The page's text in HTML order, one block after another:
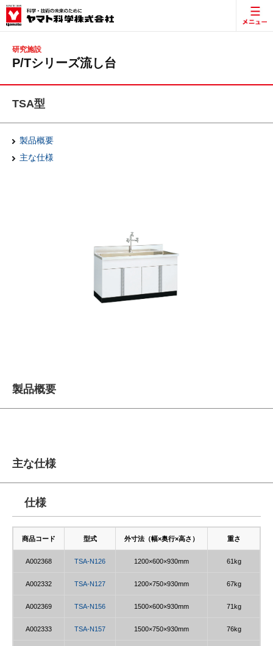
研究施設
P/Tシリーズ流し台
TSA型
製品概要
主な仕様
製品概要
主な仕様
仕様
商品コード 型式 外寸法（幅×奥行×高さ） 重さ
A002368 TSA-N126 1200×600×930mm 61kg
A002332 TSA-N127 1200×750×930mm 67kg
A002369 TSA-N156 1500×600×930mm 71kg
A002333 TSA-N157 1500×750×930mm 76kg